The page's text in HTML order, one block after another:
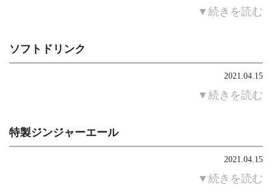
▼続きを読む
ソフトドリンク
2021.04.15
▼続きを読む
特製ジンジャーエール
2021.04.15
▼続きを読む